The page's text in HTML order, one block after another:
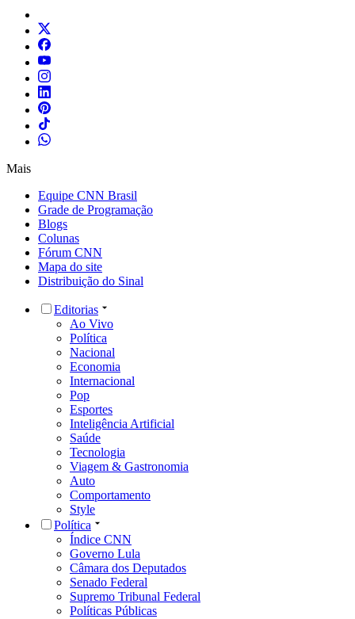
Mais
Equipe CNN Brasil
Grade de Programação
Blogs
Colunas
Fórum CNN
Mapa do site
Distribuição do Sinal
Editorias
Ao Vivo
Política
Nacional
Economia
Internacional
Pop
Esportes
Inteligência Artificial
Saúde
Tecnologia
Viagem & Gastronomia
Auto
Comportamento
Style
Política
Índice CNN
Governo Lula
Câmara dos Deputados
Senado Federal
Supremo Tribunal Federal
Políticas Públicas